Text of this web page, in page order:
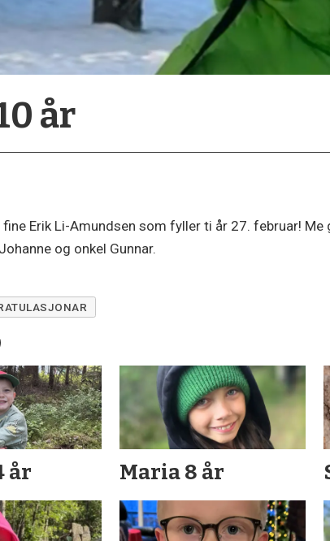
år
Erik Li-Amundsen som fyller ti år 27. februar!
og onkel Gunnar.
år Maria 8 år